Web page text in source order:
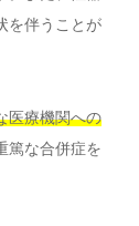
を伴うことが
医療機関への
篤な合併症を